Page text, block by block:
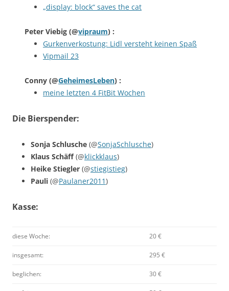
„display: block“ saves the cat
Peter Viebig (@vipraum) :
Gurkenverkostung: Lidl versteht keinen Spaß
Vipmail 23
Conny (@GeheimesLeben) :
meine letzten 4 FitBit Wochen
Die Bierspender:
Sonja Schlusche (@SonjaSchlusche)
Klaus Schäff(@klickklaus)
Heike Stiegler (@stiegistieg)
Pauli (@Paulaner2011)
Kasse:
diese Woche: 20 €
insgesamt: 295 €
beglichen: 30 €